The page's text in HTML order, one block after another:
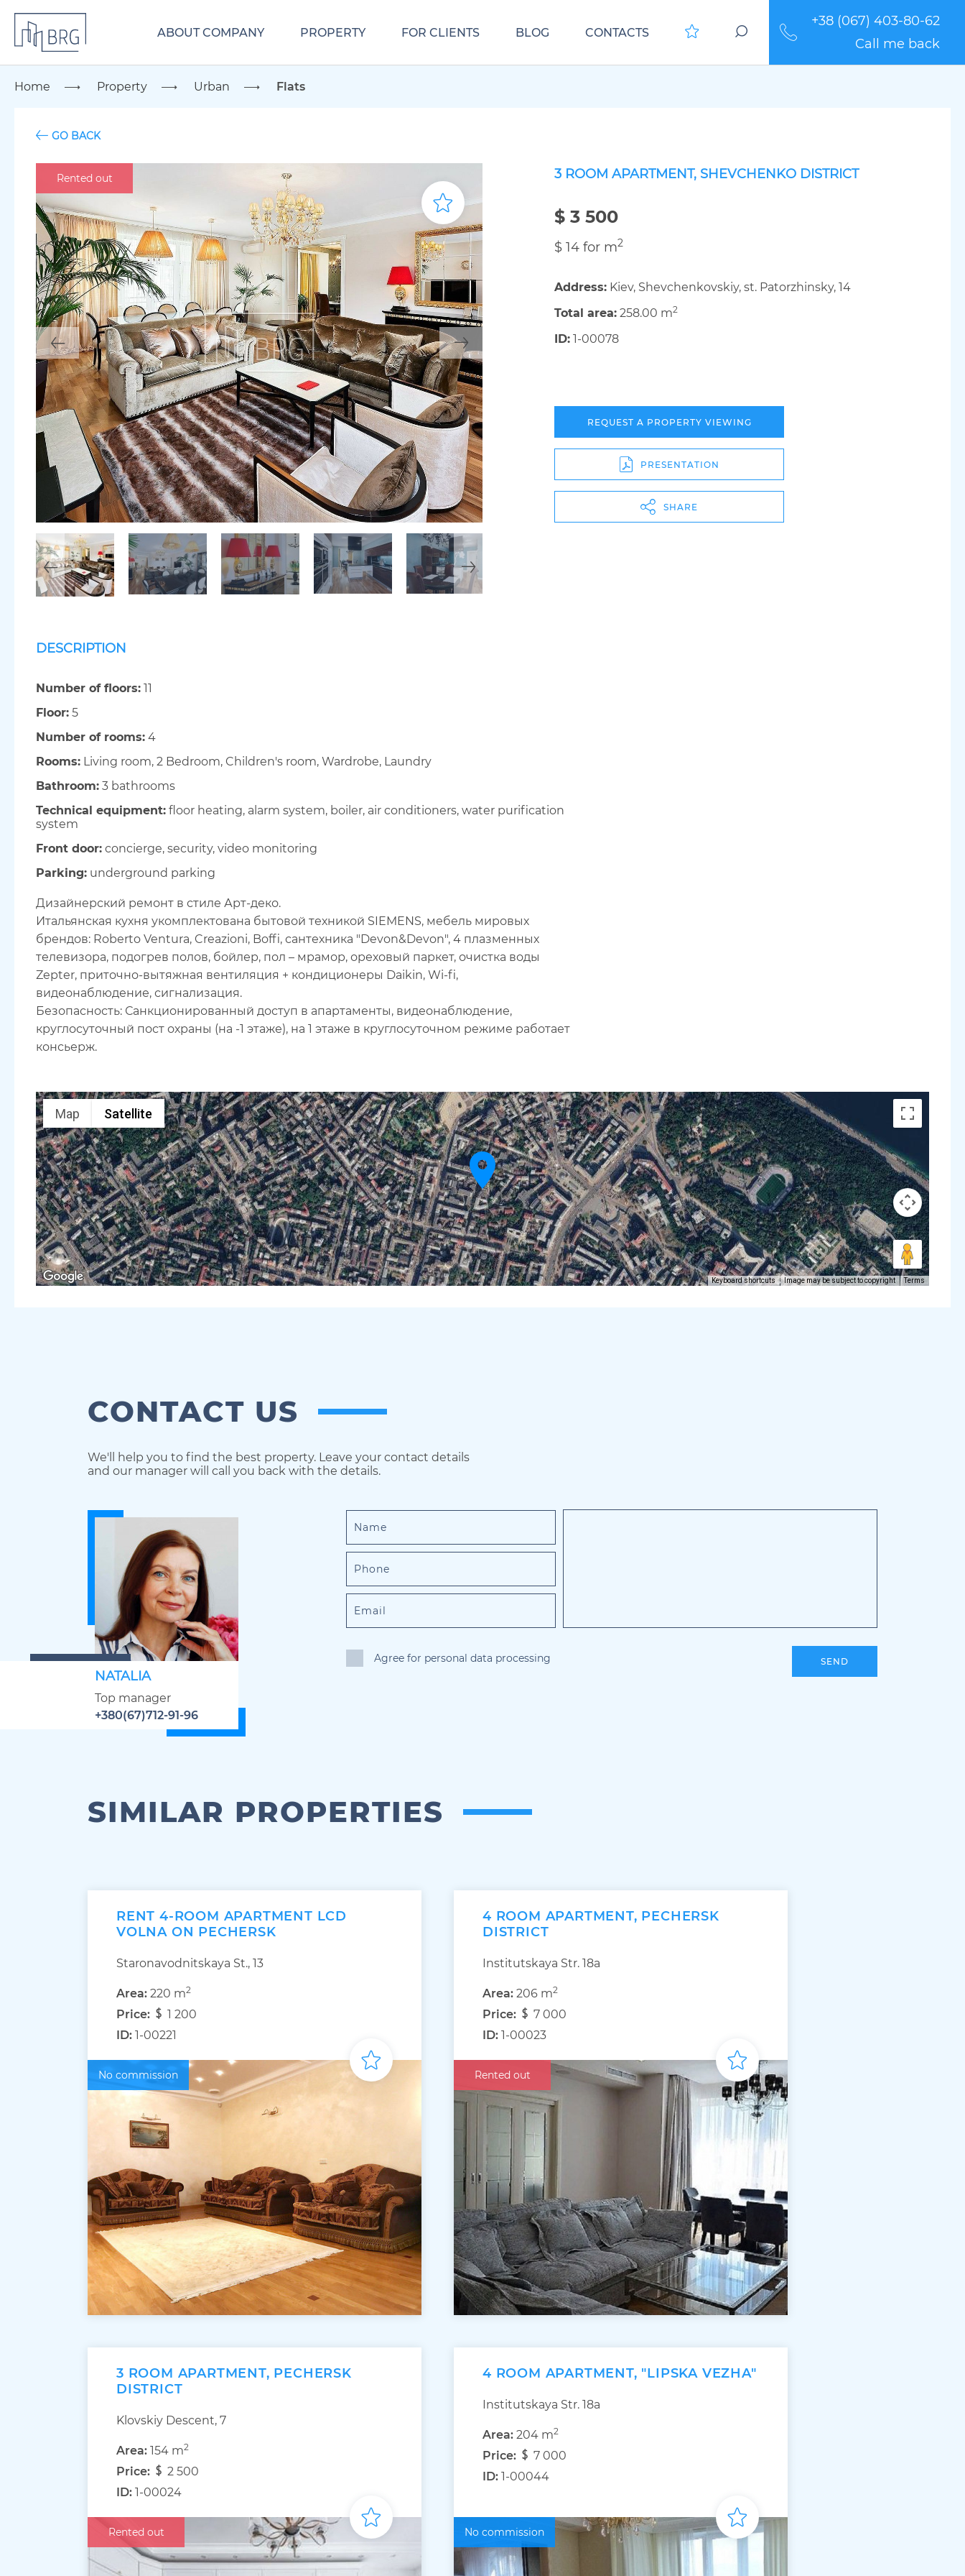
ABOUT COMPANY PROPERTY FOR CLIENTS BLOG CONTACTS
+38 (067) 403-80-62
Call me back
Home Property Urban Flats
GO BACK
Rented out 3 ROOM APARTMENT, SHEVCHENKO DISTRICT
$ 3 500
$ 14 for m2
Address: Kiev, Shevchenkovskiy, st. Patorzhinsky, 14
Total area: 258.00 m2
ID: 1-00078
REQUEST A PROPERTY VIEWING
PRESENTATION
SHARE
DESCRIPTION
Number of floors: 11
Floor: 5
Number of rooms: 4
Rooms: Living room, 2 Bedroom, Children's room, Wardrobe, Laundry
Bathroom: 3 bathrooms
Technical equipment: floor heating, alarm system, boiler, air conditioners, water purification
system
Front door: concierge, security, video monitoring
Parking: underground parking
Дизайнерский ремонт в стиле Арт-деко.
Итальянская кухня укомплектована бытовой техникой SIEMENS, мебель мировых
брендов: Roberto Ventura, Creazioni, Boffi, сантехника "Devon&Devon", 4 плазменных
телевизора, подогрев полов, бойлер, пол – мрамор, ореховый паркет, очистка воды
Zepter, приточно-вытяжная вентиляция + кондиционеры Daikin, Wi-fi,
видеонаблюдение, сигнализация.
Безопасность: Санкционированный доступ в апартаменты, видеонаблюдение,
круглосуточный пост охраны (на -1 этаже), на 1 этаже в круглосуточном режиме работает
консьерж.
Map Satellite
Keyboard shortcuts Image may be subject to copyright Terms
CONTACT US
We'll help you to find the best property. Leave your contact details
and our manager will call you back with the details.
NATALIA
Top manager
+380(67)712-91-96
Agree for personal data processing SEND
SIMILAR PROPERTIES
RENT 4-ROOM APARTMENT LCD
VOLNA ON PECHERSK
Staronavodnitskaya St., 13
Area: 220 m2
Price:
1 200
ID: 1-00221
No commission
4 ROOM APARTMENT, PECHERSK
DISTRICT
Institutskaya Str. 18а
Area: 206 m2
Price:
7 000
ID: 1-00023
Rented out
3 ROOM APARTMENT, PECHERSK
DISTRICT
Klovskiy Descent, 7
Area: 154 m2
Price:
2 500
ID: 1-00024
Rented out
4 ROOM APARTMENT, "LIPSKA VEZHA"
Institutskaya Str. 18а
Area: 204 m2
Price:
7 000
ID: 1-00044
No commission